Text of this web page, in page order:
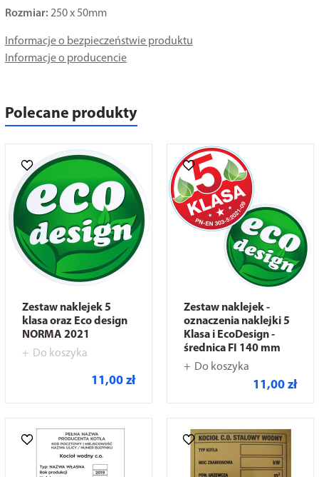
Rozmiar: 250 x 50mm
Informacje o bezpieczeństwie produktu
Informacje o producencie
Polecane produkty
Zestaw naklejek 5
klasa oraz Eco design
NORMA 2021
Do koszyka
11,00 zł
Zestaw naklejek -
oznaczenia naklejki 5
Klasa i EcoDesign -
średnica FI 140 mm
Do koszyka
11,00 zł